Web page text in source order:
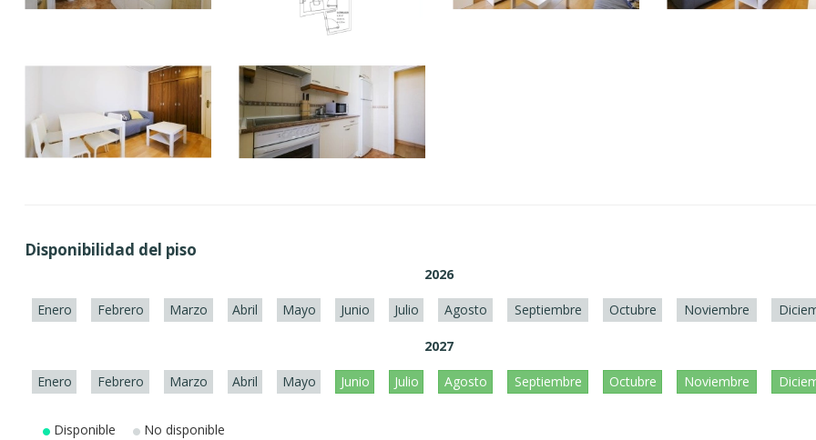
Disponibilidad del piso
2026
Enero Febrero Marzo Abril Mayo Junio Julio Agosto Septiembre Octubre Noviembre
2027
Enero Febrero Marzo Abril Mayo Junio Julio Agosto Septiembre Octubre Noviembre
Disponible No disponible